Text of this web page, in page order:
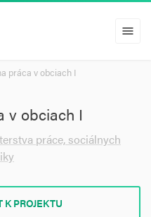
menu
práca v obciach I
v obciach I
práce, sociálnych
PROJEKTU